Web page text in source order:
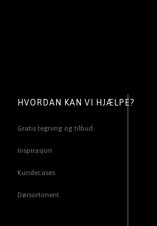
HVORDAN KAN VI HJÆLPE?
Gratis tegning og tilbud
Inspirasjon
Kundecases
Dørsortiment